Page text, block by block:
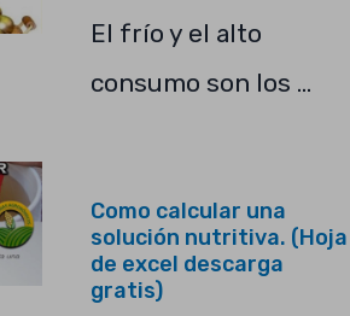
El frío y el alto
consumo son los …
Como calcular una
solución nutritiva. (Hoja
de excel descarga
gratis)